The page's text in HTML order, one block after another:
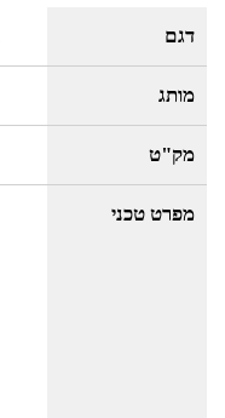
דגם
מותג
מק"ט
מפרט טכני